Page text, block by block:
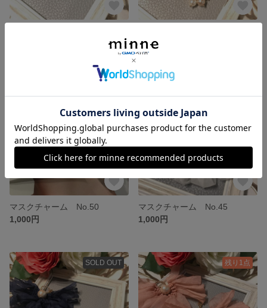
900円
マスクチャーム No.50
1,000円
マスクチャーム No.45
1,000円
SOLD OUT 残り1点